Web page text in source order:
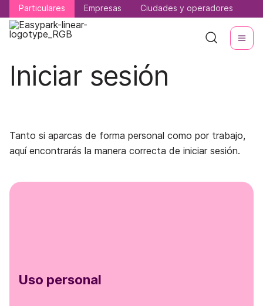
Particulares Empresas Ciudades y operadores
Particulares Empresas Ciudades y operadores
Iniciar sesión
Tanto si aparcas de forma personal como por trabajo,
aquí encontrarás la manera correcta de iniciar sesión.
Uso personal